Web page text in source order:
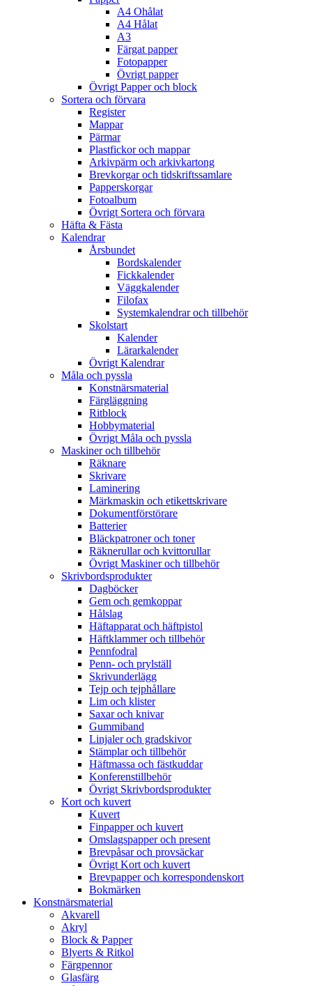
A4 Ohålat
A4 Hålat
A3
Färgat papper
Fotopapper
Övrigt papper
Övrigt Papper och block
Sortera och förvara
Register
Mappar
Pärmar
Plastfickor och mappar
Arkivpärm och arkivkartong
Brevkorgar och tidskriftssamlare
Papperskorgar
Fotoalbum
Övrigt Sortera och förvara
Häfta & Fästa
Kalendrar
Årsbundet
Bordskalender
Fickkalender
Väggkalender
Filofax
Systemkalendrar och tillbehör
Skolstart
Kalender
Lärarkalender
Övrigt Kalendrar
Måla och pyssla
Konstnärsmaterial
Färgläggning
Ritblock
Hobbymaterial
Övrigt Måla och pyssla
Maskiner och tillbehör
Räknare
Skrivare
Laminering
Märkmaskin och etikettskrivare
Dokumentförstörare
Batterier
Bläckpatroner och toner
Räknerullar och kvittorullar
Övrigt Maskiner och tillbehör
Skrivbordsprodukter
Dagböcker
Gem och gemkoppar
Hålslag
Häftapparat och häftpistol
Häftklammer och tillbehör
Pennfodral
Penn- och prylställ
Skrivunderlägg
Tejp och tejphållare
Lim och klister
Saxar och knivar
Gummiband
Linjaler och gradskivor
Stämplar och tillbehör
Häftmassa och fästkuddar
Konferenstillbehör
Övrigt Skrivbordsprodukter
Kort och kuvert
Kuvert
Finpapper och kuvert
Omslagspapper och present
Brevpåsar och provsäckar
Övrigt Kort och kuvert
Brevpapper och korrespondenskort
Bokmärken
Konstnärsmaterial
Akvarell
Akryl
Block & Papper
Blyerts & Ritkol
Färgpennor
Glasfärg